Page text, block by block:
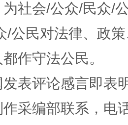
生不息
社会/公众/民众/
/公民对法律、政
作守法公民。
表评论感言即表
采编部联系，电